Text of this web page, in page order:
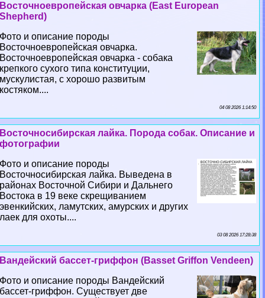
Восточноевропейская овчарка (East European
Shepherd)
Фото и описание породы
Восточноевропейская овчарка.
Восточноевропейская овчарка - собака
крепкого сухого типа конституции,
мускулистая, с хорошо развитым
костяком....
04 08 2026 1:14:50
Восточносибирская лайка. Порода собак. Описание и
фотографии
Фото и описание породы
Восточносибирская лайка. Выведена в
районах Восточной Сибири и Дальнего
Востока в 19 веке скрещиванием
эвенкийских, ламутских, амурских и других
лаек для охоты....
03 08 2026 17:28:38
Вандейский бассет-гриффон (Basset Griffon Vendeen)
Фото и описание породы Вандейский
бассет-гриффон. Существует две